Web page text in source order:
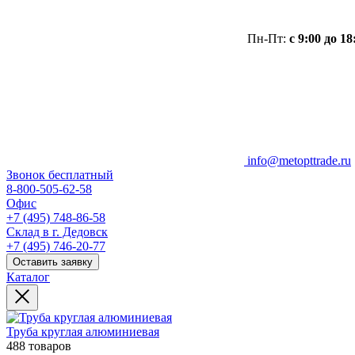
Пн-Пт: с 9:00 до
info@metopttrade.ru
Звонок бесплатный
8-800-505-62-58
Офис
+7 (495) 748-86-58
Склад в г. Дедовск
+7 (495) 746-20-77
Оставить заявку
Каталог
Труба круглая алюминиевая
488 товаров